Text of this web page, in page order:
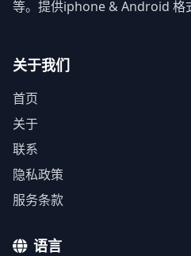
等。提供iphone & Android 格
关于我们
首页
关于
联系
隐私政策
服务条款
语言